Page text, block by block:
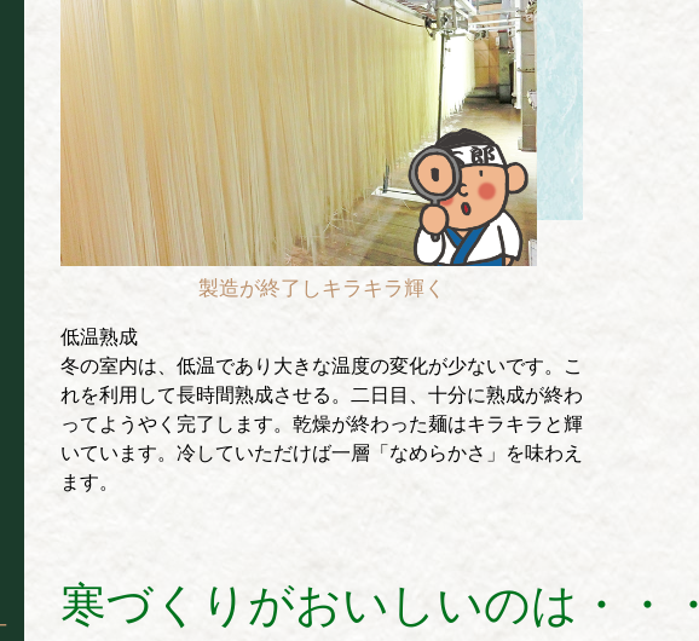
製造が終了しキラキラ輝く
低温熟成
冬の室内は、低温であり大きな温度の変化が少ないです。こ
れを利用して長時間熟成させる。二日目、十分に熟成が終わ
ってようやく完了します。乾燥が終わった麺はキラキラと輝
いています。冷していただけば一層「なめらかさ」を味わえ
ます。
寒づくりがおいしいのは・・・